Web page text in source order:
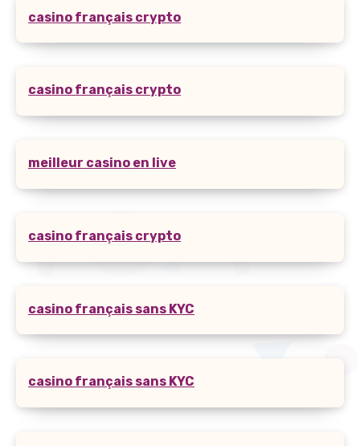
casino français crypto
casino français crypto
meilleur casino en live
casino français crypto
casino français sans KYC
casino français sans KYC